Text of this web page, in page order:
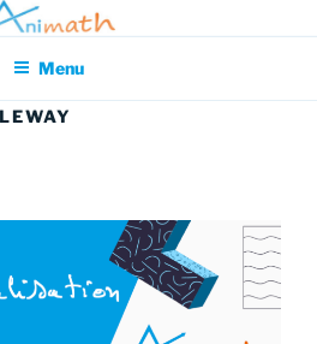
en Mathématiques
Menu